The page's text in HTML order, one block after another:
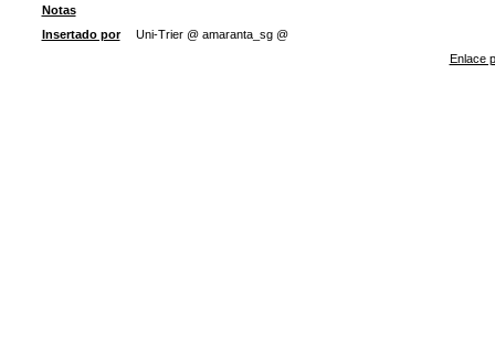
Notas
Insertado por
Uni-Trier @ amaranta_sg @
Enlace